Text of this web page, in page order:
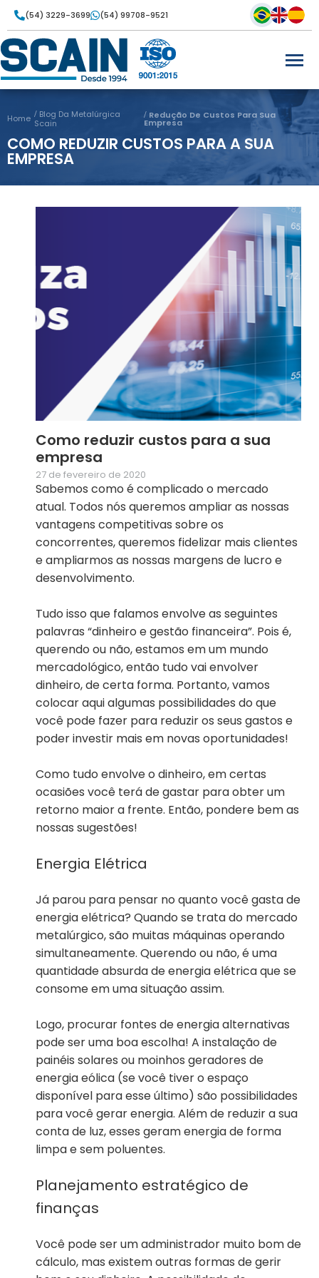
(54) 3229-3699 (54) 99708-9521
Home
Blog Da Metalúrgica
Scain
Redução De Custos Para Sua
Empresa
COMO REDUZIR CUSTOS PARA A SUA
EMPRESA
Como reduzir custos para a sua
empresa
27 de fevereiro de 2020
Sabemos como é complicado o mercado
atual. Todos nós queremos ampliar as nossas
vantagens competitivas sobre os
concorrentes, queremos fidelizar mais clientes
e ampliarmos as nossas margens de lucro e
desenvolvimento.
Tudo isso que falamos envolve as seguintes
palavras “dinheiro e gestão financeira”. Pois é,
querendo ou não, estamos em um mundo
mercadológico, então tudo vai envolver
dinheiro, de certa forma. Portanto, vamos
colocar aqui algumas possibilidades do que
você pode fazer para reduzir os seus gastos e
poder investir mais em novas oportunidades!
Como tudo envolve o dinheiro, em certas
ocasiões você terá de gastar para obter um
retorno maior a frente. Então, pondere bem as
nossas sugestões!
Energia Elétrica
Já parou para pensar no quanto você gasta de
energia elétrica? Quando se trata do mercado
metalúrgico, são muitas máquinas operando
simultaneamente. Querendo ou não, é uma
quantidade absurda de energia elétrica que se
consome em uma situação assim.
Logo, procurar fontes de energia alternativas
pode ser uma boa escolha! A instalação de
painéis solares ou moinhos geradores de
energia eólica (se você tiver o espaço
disponível para esse último) são possibilidades
para você gerar energia. Além de reduzir a sua
conta de luz, esses geram energia de forma
limpa e sem poluentes.
Planejamento estratégico de
finanças
Você pode ser um administrador muito bom de
cálculo, mas existem outras formas de gerir